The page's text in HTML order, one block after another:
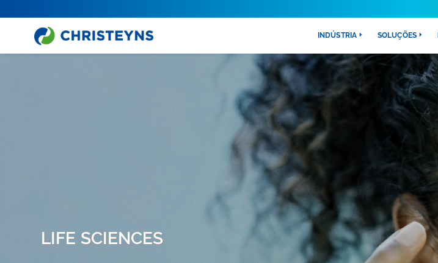
INDÚSTRIA SOLUÇÕES
LIFE SCIENCES